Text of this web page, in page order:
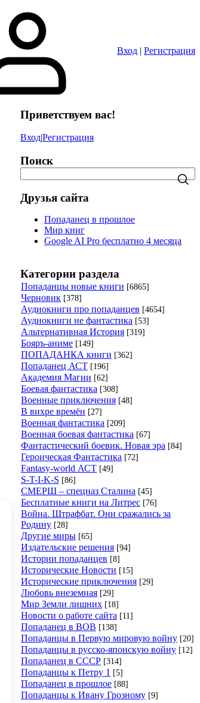
Вход | Регистрация
Приветствуем вас!
Вход|Регистрация
Поиск
Друзья сайта
Попаданец в прошлое
Мир книг
Google AI Pro бесплатно 4 месяца
Категории раздела
Попаданцы новые книги [6865]
Черновик [378]
Аудиокниги про попаданцев [4654]
Аудиокниги не фантастика [53]
Альтернативная История [319]
Бояръ-аниме [149]
ПОПАДАНКА книги [362]
Попаданец АСТ [196]
Академия Магии [62]
Боевая фантастика [308]
Военные приключения [48]
В вихре времён [27]
Военная фантастика [209]
Военная боевая фантастика [67]
Фантастический боевик. Новая эра [84]
Героическая Фантастика [72]
Fantasy-world АСТ [49]
S-T-I-K-S [86]
СМЕРШ – спецназ Сталина [45]
Бесплатные книги на Литрес [76]
Война. Штрафбат. Они сражались за
Родину [28]
Другие миры [65]
Издательские решения [94]
Истории попаданцев [8]
Исторические Новости [15]
Исторические приключения [29]
Любовь внеземная [29]
Мир Земли лишних [18]
Новости о работе сайта [11]
Попаданец в ВОВ [138]
Попаданцы в Первую мировую войну [20]
Попаданцы в русско-японскую войну [12]
Попаданец в СССР [314]
Попаданцы к Петру 1 [5]
Попаданец в прошлое [88]
Попаданцы к Ивану Грозному [9]